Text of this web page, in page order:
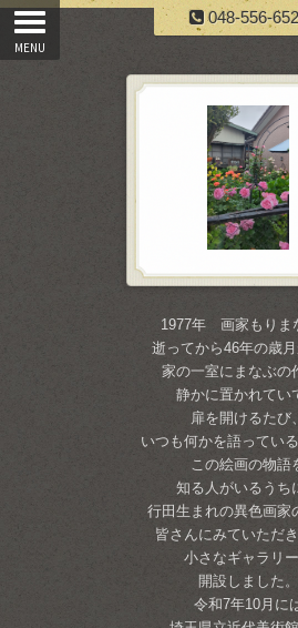
048-556-
1977年 画家もりま
逝ってから46年の歳
家の一室にまなぶの
静かに置かれてい
扉を開けるたび、
いつも何かを語っている
この絵画の物語
知る人がいるうち
行田生まれの異色画家
皆さんにみていただき
小さなギャラリ
開設しました。
令和7年10月に